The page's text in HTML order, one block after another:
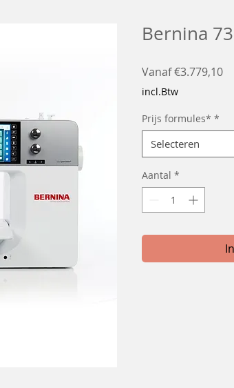
Bernina
Vanaf€3.779,10
incl.Btw
Prijs formules* *
Selecteren
Aantal *